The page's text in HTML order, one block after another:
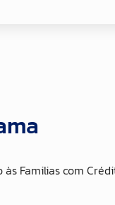
Familias com